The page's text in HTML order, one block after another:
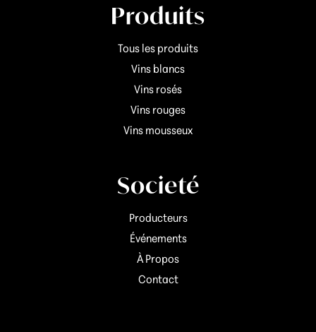
Produits
Tous les produits
Vins blancs
Vins rosés
Vins rouges
Vins mousseux
Societé
Producteurs
Événements
À Propos
Contact